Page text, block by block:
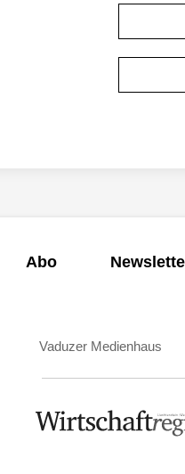
Abo
Vaduzer Medienhaus